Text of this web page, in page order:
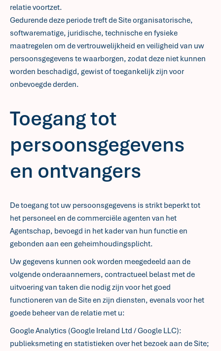
relatie voortzet.
Gedurende deze periode treft de Site organisatorische,
softwarematige, juridische, technische en fysieke
maatregelen om de vertrouwelijkheid en veiligheid van uw
persoonsgegevens te waarborgen, zodat deze niet kunnen
worden beschadigd, gewist of toegankelijk zijn voor
onbevoegde derden.
Toegang tot
persoonsgegevens
en ontvangers
De toegang tot uw persoonsgegevens is strikt beperkt tot
het personeel en de commerciële agenten van het
Agentschap, bevoegd in het kader van hun functie en
gebonden aan een geheimhoudingsplicht.
Uw gegevens kunnen ook worden meegedeeld aan de
volgende onderaannemers, contractueel belast met de
uitvoering van taken die nodig zijn voor het goed
functioneren van de Site en zijn diensten, evenals voor het
goede beheer van de relatie met u:
Google Analytics (Google Ireland Ltd / Google LLC):
publieksmeting en statistieken over het bezoek aan de Site;